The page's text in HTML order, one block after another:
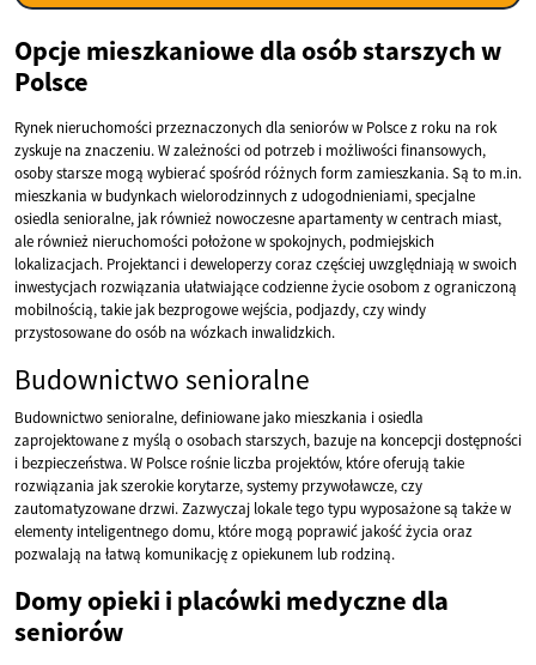
Opcje mieszkaniowe dla osób starszych w
Polsce
Rynek nieruchomości przeznaczonych dla seniorów w Polsce z roku na rok
zyskuje na znaczeniu. W zależności od potrzeb i możliwości finansowych,
osoby starsze mogą wybierać spośród różnych form zamieszkania. Są to m.in.
mieszkania w budynkach wielorodzinnych z udogodnieniami, specjalne
osiedla senioralne, jak również nowoczesne apartamenty w centrach miast,
ale również nieruchomości położone w spokojnych, podmiejskich
lokalizacjach. Projektanci i deweloperzy coraz częściej uwzględniają w swoich
inwestycjach rozwiązania ułatwiające codzienne życie osobom z ograniczoną
mobilnością, takie jak bezprogowe wejścia, podjazdy, czy windy
przystosowane do osób na wózkach inwalidzkich.
Budownictwo senioralne
Budownictwo senioralne, definiowane jako mieszkania i osiedla
zaprojektowane z myślą o osobach starszych, bazuje na koncepcji dostępności
i bezpieczeństwa. W Polsce rośnie liczba projektów, które oferują takie
rozwiązania jak szerokie korytarze, systemy przywoławcze, czy
zautomatyzowane drzwi. Zazwyczaj lokale tego typu wyposażone są także w
elementy inteligentnego domu, które mogą poprawić jakość życia oraz
pozwalają na łatwą komunikację z opiekunem lub rodziną.
Domy opieki i placówki medyczne dla
seniorów